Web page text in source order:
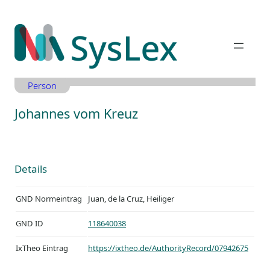
Inhalt
springen
Person
Johannes vom Kreuz
Details
GND Normeintrag Juan, de la Cruz, Heiliger
GND ID 118640038
IxTheo Eintrag
https://ixtheo.de/AuthorityRecord/07942675